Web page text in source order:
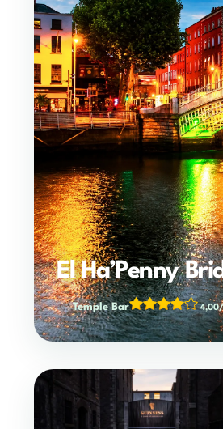
El Ha’Penny
Temple Bar